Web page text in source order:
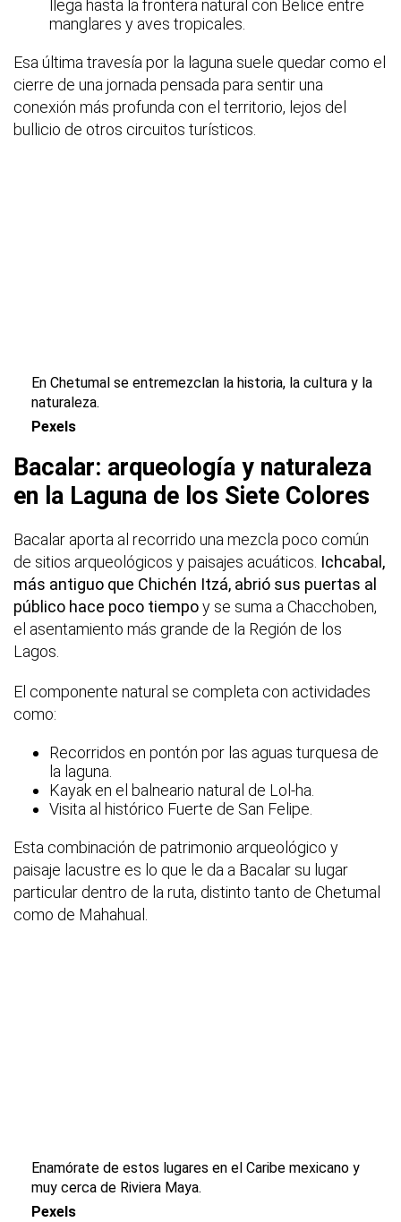
llega hasta la frontera natural con Belice entre
manglares y aves tropicales.
Esa última travesía por la laguna suele quedar como el
cierre de una jornada pensada para sentir una
conexión más profunda con el territorio, lejos del
bullicio de otros circuitos turísticos.
En Chetumal se entremezclan la historia, la cultura y la
naturaleza.
Pexels
Bacalar: arqueología y naturaleza
en la Laguna de los Siete Colores
Bacalar aporta al recorrido una mezcla poco común
de sitios arqueológicos y paisajes acuáticos. Ichcabal,
más antiguo que Chichén Itzá, abrió sus puertas al
público hace poco tiempoy se suma a Chacchoben,
el asentamiento más grande de la Región de los
Lagos.
El componente natural se completa con actividades
como:
Recorridos en pontón por las aguas turquesa de
la laguna.
Kayak en el balneario natural de Lol-ha.
Visita al histórico Fuerte de San Felipe.
Esta combinación de patrimonio arqueológico y
paisaje lacustre es lo que le da a Bacalar su lugar
particular dentro de la ruta, distinto tanto de Chetumal
como de Mahahual.
Enamórate de estos lugares en el Caribe mexicano y
muy cerca de Riviera Maya.
Pexels